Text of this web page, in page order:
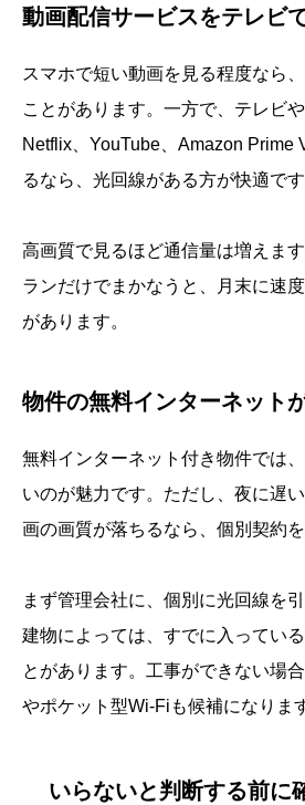
動画配信サービスをテレビ
スマホで短い動画を見る程度なら
ことがあります。一方で、テレビ
Netflix、YouTube、Amazon Prime
るなら、光回線がある方が快適です
高画質で見るほど通信量は増えま
ランだけでまかなうと、月末に速
があります。
物件の無料インターネット
無料インターネット付き物件では
いのが魅力です。ただし、夜に遅
画の画質が落ちるなら、個別契約を
まず管理会社に、個別に光回線を
建物によっては、すでに入ってい
とがあります。工事ができない場
やポケット型Wi-Fiも候補になりま
いらないと判断する前に